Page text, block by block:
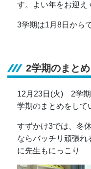
す。よい年をお迎え
3学期は1月8日から
2学期のまとめ
12月23日(火) 2学期
学期のまとめをして
すずかけ3では、冬
ならバッチリ頑張れ
に先生もにっこり